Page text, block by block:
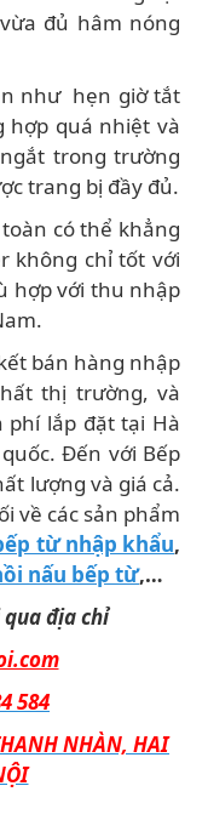
đủ hâm nóng
như hẹn giờ tắt
hợp quá nhiệt và
trong trường
trang bị đầy đủ.
có thể khẳng
không chỉ tốt với
hợp với thu nhập
bán hàng nhập
thị trường, và
lắp đặt tại Hà
Đến với Bếp
lượng và giá cả.
về các sản phẩm
từ nhập khẩu,
nấu bếp từ,…
địa chỉ
584
NHÀN, HAI